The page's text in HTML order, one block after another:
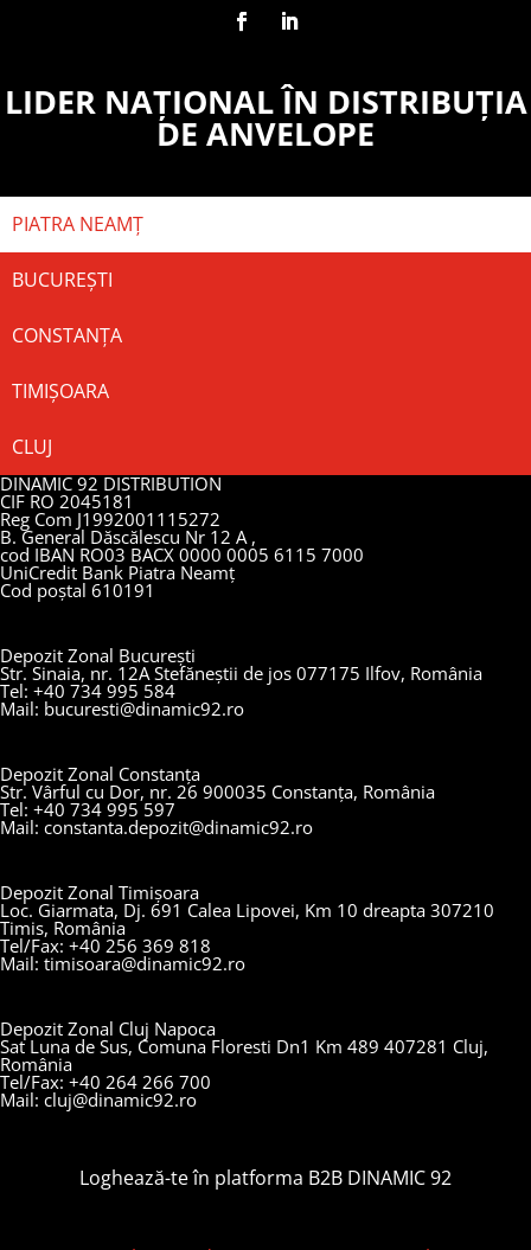
LIDER NAȚIONAL ÎN DISTRIBUȚIA
DE ANVELOPE
PIATRA NEAMȚ
BUCUREȘTI
CONSTANȚA
TIMIȘOARA
CLUJ
DINAMIC 92 DISTRIBUTION
CIF RO 2045181
Reg Com J1992001115272
B. General Dăscălescu Nr 12 A ,
cod IBAN RO03 BACX 0000 0005 6115 7000
UniCredit Bank Piatra Neamț
Cod poștal 610191
Depozit Zonal București
Str. Sinaia, nr. 12A Stefăneștii de jos 077175 Ilfov, România
Tel: +40 734 995 584
Mail: bucuresti@dinamic92.ro
Depozit Zonal Constanța
Str. Vârful cu Dor, nr. 26 900035 Constanța, România
Tel: +40 734 995 597
Mail: constanta.depozit@dinamic92.ro
Depozit Zonal Timișoara
Loc. Giarmata, Dj. 691 Calea Lipovei, Km 10 dreapta 307210
Timis, România
Tel/Fax: +40 256 369 818
Mail: timisoara@dinamic92.ro
Depozit Zonal Cluj Napoca
Sat Luna de Sus, Comuna Floresti Dn1 Km 489 407281 Cluj,
România
Tel/Fax: +40 264 266 700
Mail: cluj@dinamic92.ro
Loghează-te în platforma B2B DINAMIC 92